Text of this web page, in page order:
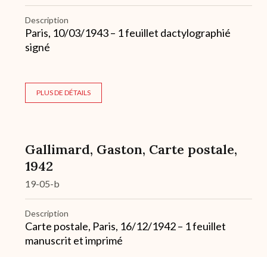
Description
Paris, 10/03/1943 – 1 feuillet dactylographié
signé
PLUS DE DÉTAILS
Gallimard, Gaston, Carte postale,
1942
19-05-b
Description
Carte postale, Paris, 16/12/1942 – 1 feuillet
manuscrit et imprimé